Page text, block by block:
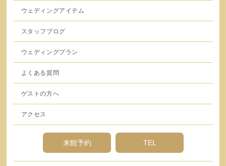
ウェディングアイテム
スタッフブログ
ウェディングプラン
よくある質問
ゲストの方へ
アクセス
来館予約 TEL